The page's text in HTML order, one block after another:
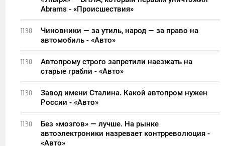
Abrams - «Происшествия»
11:30
Чиновники — за утиль, народ — за право на
автомобиль - «Авто»
11:30
Автопрому строго запретили наезжать на
старые грабли - «Авто»
11:30
Завод имени Сталина. Какой автопром нужен
России - «Авто»
11:30
Без «мозгов» — лучше. На рынке
автоэлектроники назревает контрреволюция -
«Авто»